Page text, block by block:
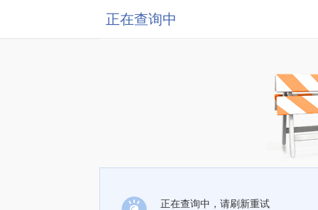
正在查询中
正在查询中，请刷新重试